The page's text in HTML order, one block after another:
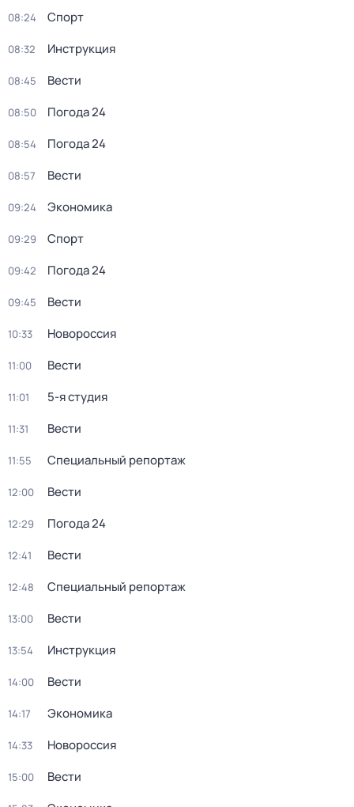
08:24 Спорт
08:32 Инструкция
08:45 Вести
08:50 Погода 24
08:54 Погода 24
08:57 Вести
09:24 Экономика
09:29 Спорт
09:42 Погода 24
09:45 Вести
10:33 Новороссия
11:00 Вести
11:01 5-я студия
11:31 Вести
11:55 Специальный репортаж
12:00 Вести
12:29 Погода 24
12:41 Вести
12:48 Специальный репортаж
13:00 Вести
13:54 Инструкция
14:00 Вести
14:17 Экономика
14:33 Новороссия
15:00 Вести